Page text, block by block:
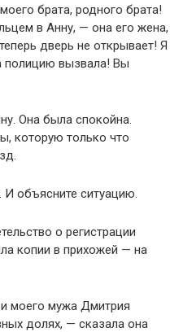
брата, родного брата!
в Анну, — она его жена,
дверь не открывает! Я
полицию вызвала! Вы
Она была спокойна.
которую только что
объясните ситуацию.
о регистрации
копии в прихожей — на
моего мужа Дмитрия
долях, — сказала она